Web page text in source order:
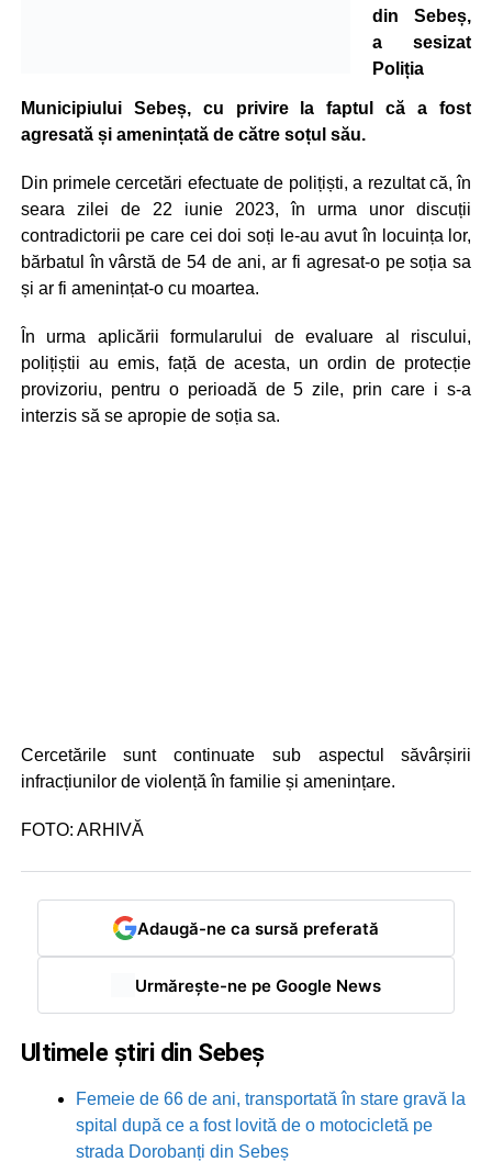
din Sebeș,
a sesizat
Poliția
Municipiului Sebeș, cu privire la faptul că a fost
agresată și amenințată de către soțul său.
Din primele cercetări efectuate de polițiști, a rezultat că, în
seara zilei de 22 iunie 2023, în urma unor discuții
contradictorii pe care cei doi soți le-au avut în locuința lor,
bărbatul în vârstă de 54 de ani, ar fi agresat-o pe soția sa
și ar fi amenințat-o cu moartea.
În urma aplicării formularului de evaluare al riscului,
polițiștii au emis, față de acesta, un ordin de protecție
provizoriu, pentru o perioadă de 5 zile, prin care i s-a
interzis să se apropie de soția sa.
Cercetările sunt continuate sub aspectul săvârșirii
infracțiunilor de violență în familie și amenințare.
FOTO: ARHIVĂ
Adaugă-ne ca sursă preferată
Urmărește-ne pe Google News
Ultimele știri din Sebeș
Femeie de 66 de ani, transportată în stare gravă la
spital după ce a fost lovită de o motocicletă pe
strada Dorobanți din Sebeș